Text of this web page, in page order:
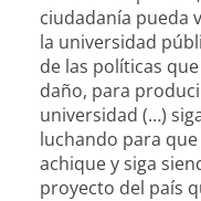
ciudadanía pueda
la universidad
de las políticas
daño, para
universidad (…)
luchando para
achique y siga
proyecto del país